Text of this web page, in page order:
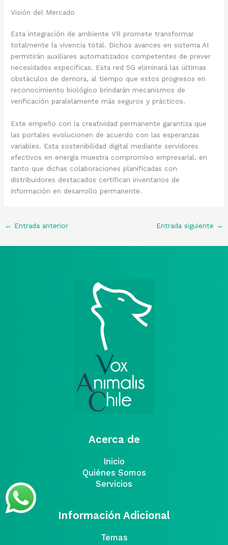
Visión del Mercado
Esta integración de ambiente VR promete transformar
totalmente la vivencia total. Dichos avances en sistema AI
permitirán auxiliares automatizados competentes de prever
necesidades específicas. Esta red 5G eliminará las últimas
obstáculos de demora, al tiempo que estos progresos en
reconocimiento biológico brindarán mecanismos de
verificación paralelamente más seguros y prácticos.
Este empeño con la creatividad permanente garantiza que
las portales evolucionen de acuerdo con las esperanzas
variables. Esta sostenibilidad digital mediante servidores
efectivos en energía muestra compromiso empresarial, en
tanto que dichas colaboraciones planificadas con
distribuidores destacados certifican inventarios de
información en desarrollo permanente.
← Entrada anterior Entrada siguiente →
Acerca de
Inicio
Quiénes Somos
Servicios
Información Adicional
Temas